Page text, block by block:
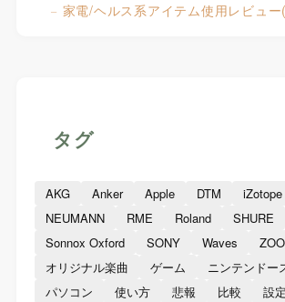
家電/ヘルス系アイテム使用レビュー
タグ
AKG Anker Apple DTM iZotope
NEUMANN
RME Roland
SHURE
Sonnox Oxford
SONY Waves
オリジナル楽曲
ゲーム
ニンテンドー
パソコン
使い方 悲報 比較 設定